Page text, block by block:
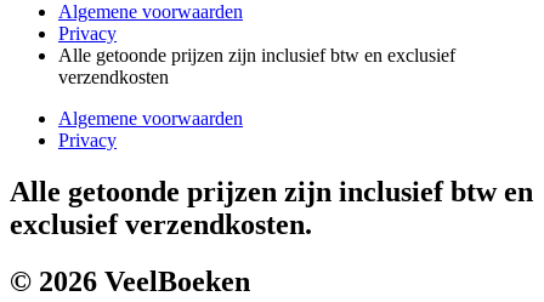
Algemene voorwaarden
Privacy
Alle getoonde prijzen zijn inclusief btw en exclusief
verzendkosten
Algemene voorwaarden
Privacy
Alle getoonde prijzen zijn inclusief btw en
exclusief verzendkosten.
© 2026 VeelBoeken